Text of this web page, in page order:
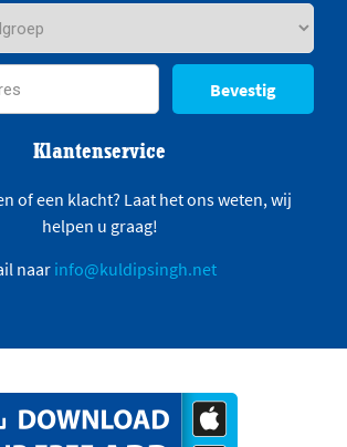
Bevestig
Klantenservice
of een klacht? Laat het ons weten, wij
helpen u graag!
naarinfo@kuldipsingh.net